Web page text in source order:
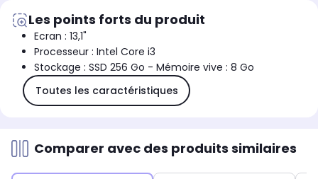
Les points forts du produit
Ecran : 13,1"
Processeur : Intel Core i3
Stockage : SSD 256 Go - Mémoire vive : 8 Go
Toutes les caractéristiques
Comparer avec des produits similaires